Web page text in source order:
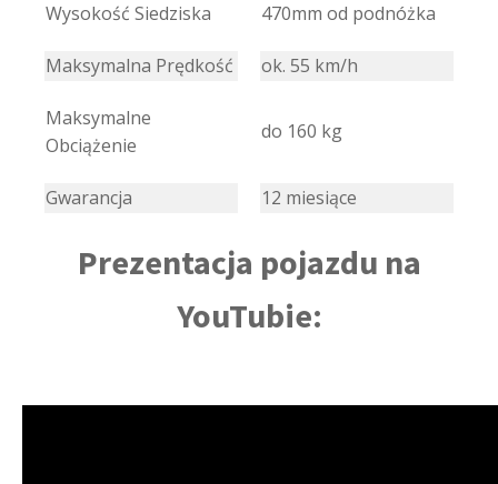
Wysokość Siedziska 470mm od podnóżka
Maksymalna Prędkość ok. 55 km/h
Maksymalne
Obciążenie
do 160 kg
Gwarancja 12 miesiące
Prezentacja pojazdu na
YouTubie: